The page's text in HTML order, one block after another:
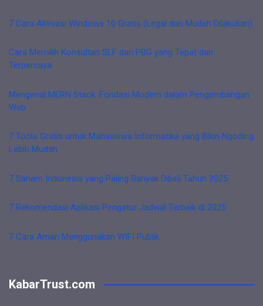
7 Cara Aktivasi Windows 10 Gratis (Legal dan Mudah Dilakukan)
Cara Memilih Konsultan SLF dan PBG yang Tepat dan
Terpercaya
Mengenal MERN Stack: Fondasi Modern dalam Pengembangan
Web
7 Tools Gratis untuk Mahasiswa Informatika yang Bikin Ngoding
Lebih Mudah
7 Saham Indonesia yang Paling Banyak Dibeli Tahun 2025
7 Rekomendasi Aplikasi Pengatur Jadwal Terbaik di 2025
7 Cara Aman Menggunakan WIFI Publik
KabarTrust.com